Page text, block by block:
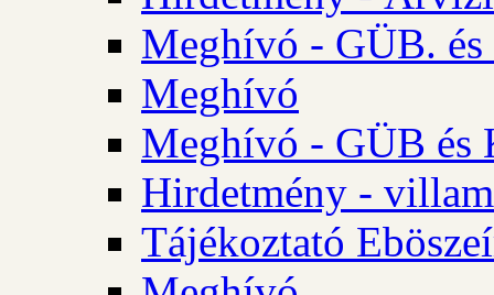
Meghívó - GÜB.
Meghívó
Meghívó - GÜB és
Hirdetmény -
Tájékoztató